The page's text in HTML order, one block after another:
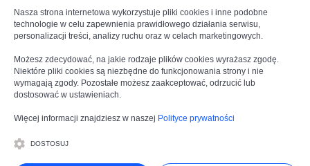
Kliknij aby powiększyć
11GP-1sp Gniazdo z uziemieniem typu Schuko 16A,
Nasza strona internetowa wykorzystuje pliki cookies i inne podobne
technologie w celu zapewnienia prawidłowego działania serwisu,
personalizacji treści, analizy ruchu oraz w celach marketingowych.
Możesz zdecydować, na jakie rodzaje plików cookies wyrażasz zgodę.
Niektóre pliki cookies są niezbędne do funkcjonowania strony i nie
wymagają zgody. Pozostałe możesz zaakceptować, odrzucić lub
dostosować w ustawieniach.
Więcej informacji znajdziesz w naszej Polityce prywatności
DOSTOSUJ